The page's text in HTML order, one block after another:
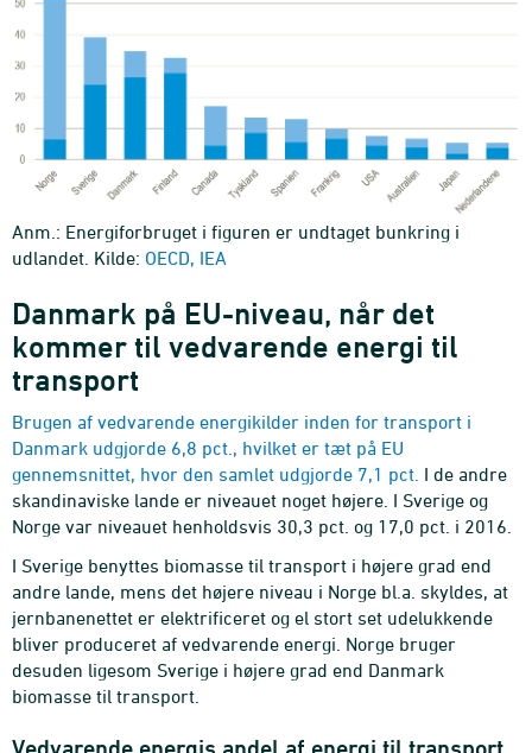
Anm.: Energiforbruget i figuren er undtaget bunkring i
udlandet. Kilde: OECD, IEA
Danmark på EU-niveau, når det
kommer til vedvarende energi til
transport
Brugen af vedvarende energikilder inden for transport i
Danmark udgjorde 6,8 pct., hvilket er tæt på EU
gennemsnittet, hvor den samlet udgjorde 7,1 pct. I de andre
skandinaviske lande er niveauet noget højere. I Sverige og
Norge var niveauet henholdsvis 30,3 pct. og 17,0 pct. i 2016.
I Sverige benyttes biomasse til transport i højere grad end
andre lande, mens det højere niveau i Norge bl.a. skyldes, at
jernbanenettet er elektrificeret og el stort set udelukkende
bliver produceret af vedvarende energi. Norge bruger
desuden ligesom Sverige i højere grad end Danmark
biomasse til transport.